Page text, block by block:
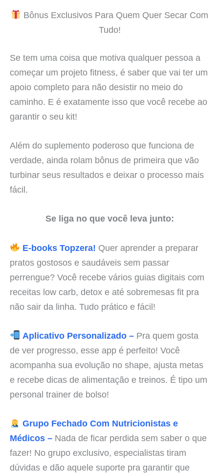
Bônus Exclusivos Para Quem Quer Secar Com
Tudo!
Se tem uma coisa que motiva qualquer pessoa a
começar um projeto fitness, é saber que vai ter um
apoio completo para não desistir no meio do
caminho. E é exatamente isso que você recebe ao
garantir o seu kit!
Além do suplemento poderoso que funciona de
verdade, ainda rolam bônus de primeira que vão
turbinar seus resultados e deixar o processo mais
fácil.
Se liga no que você leva junto:
E-books Topzera! Quer aprender a preparar
pratos gostosos e saudáveis sem passar
perrengue? Você recebe vários guias digitais com
receitas low carb, detox e até sobremesas fit pra
não sair da linha. Tudo prático e fácil!
Aplicativo Personalizado –Pra quem gosta
de ver progresso, esse app é perfeito! Você
acompanha sua evolução no shape, ajusta metas
e recebe dicas de alimentação e treinos. É tipo um
personal trainer de bolso!
Grupo Fechado Com Nutricionistas e
Médicos – Nada de ficar perdida sem saber o que
fazer! No grupo exclusivo, especialistas tiram
dúvidas e dão aquele suporte pra garantir que